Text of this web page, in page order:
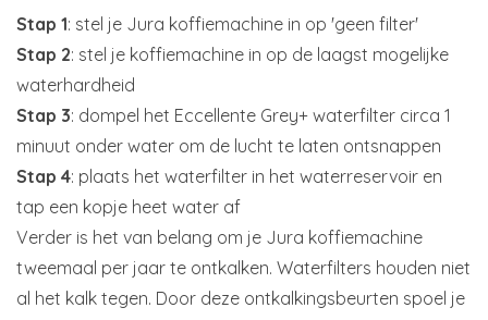
Stap 1: stel je Jura koffiemachine in op 'geen filter'
Stap 2: stel je koffiemachine in op de laagst mogelijke
waterhardheid
Stap 3: dompel het Eccellente Grey+ waterfilter circa 1
minuut onder water om de lucht te laten ontsnappen
Stap 4: plaats het waterfilter in het waterreservoir en
tap een kopje heet water af
Verder is het van belang om je Jura koffiemachine
tweemaal per jaar te ontkalken. Waterfilters houden niet
al het kalk tegen. Door deze ontkalkingsbeurten spoel je